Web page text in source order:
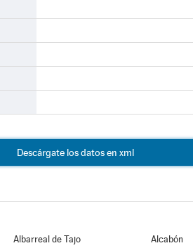
Descárgate los datos en xml
Albarreal de Tajo Alcabón